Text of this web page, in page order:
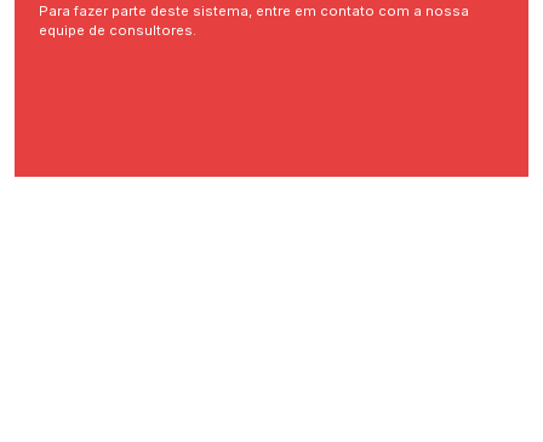
Para fazer parte deste sistema, entre em contato com a nossa
equipe de consultores.